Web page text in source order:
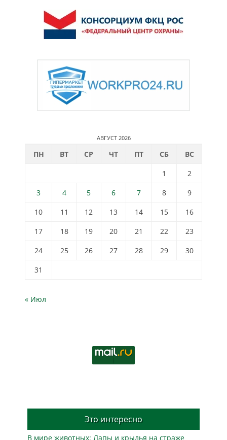
АВГУСТ 2026
ПН ВТ СР ЧТ ПТ СБ
ВС
1
2
3
4 5 6 7 8
9
10
11 12 13 14 15
16
17
18 19 20 21 22
23
24
25 26 27 28 29
30
31
« Июл
Это интересно
В мире животных: Лапы и крылья на страже